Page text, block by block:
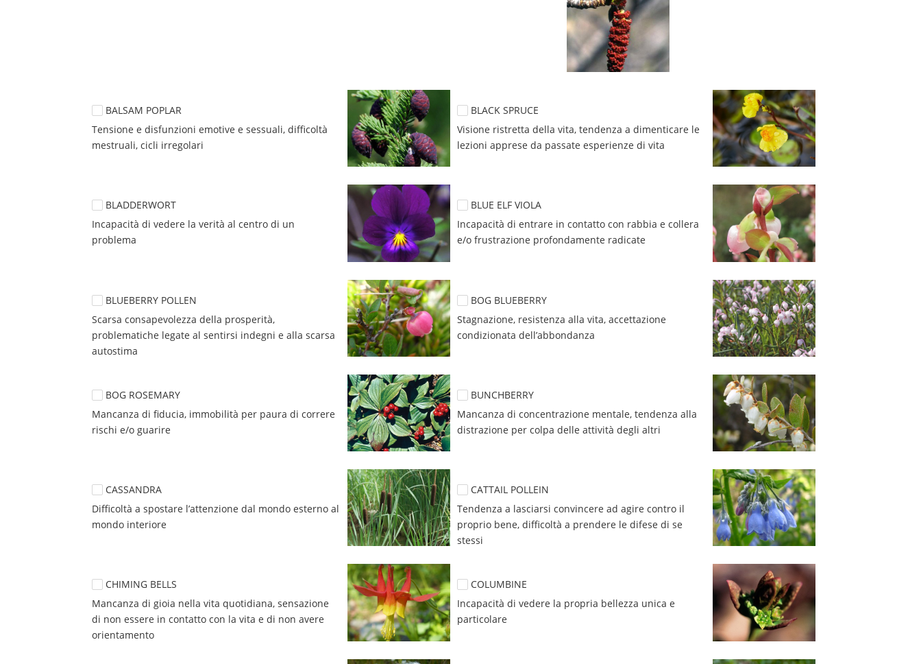
BALSAM POPLAR
Tensione e disfunzioni emotive e sessuali, difficoltà
mestruali, cicli irregolari
BLACK SPRUCE
Visione ristretta della vita, tendenza a dimenticare le
lezioni apprese da passate esperienze di vita
BLADDERWORT
Incapacità di vedere la verità al centro di un
problema
BLUE ELF VIOLA
Incapacità di entrare in contatto con rabbia e collera
e/o frustrazione profondamente radicate
BLUEBERRY POLLEN
Scarsa consapevolezza della prosperità,
problematiche legate al sentirsi indegni e alla scarsa
autostima
BOG BLUEBERRY
Stagnazione, resistenza alla vita, accettazione
condizionata dell’abbondanza
BOG ROSEMARY
Mancanza di fiducia, immobilità per paura di correre
rischi e/o guarire
BUNCHBERRY
Mancanza di concentrazione mentale, tendenza alla
distrazione per colpa delle attività degli altri
CASSANDRA
Difficoltà a spostare l’attenzione dal mondo esterno al
mondo interiore
CATTAIL POLLEIN
Tendenza a lasciarsi convincere ad agire contro il
proprio bene, difficoltà a prendere le difese di se
stessi
CHIMING BELLS
Mancanza di gioia nella vita quotidiana, sensazione
di non essere in contatto con la vita e di non avere
orientamento
COLUMBINE
Incapacità di vedere la propria bellezza unica e
particolare